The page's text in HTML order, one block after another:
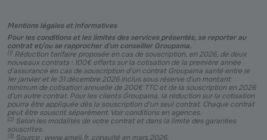
Mentions légales et informatives
Pour les conditions et les limites des services présentés, se reporter au
contrat et/ou se rapprocher d’un conseiller Groupama.
(1) Réduction tarifaire proposée en cas de souscription, en 2026, de deux
nouveaux contrats : 100€ offerts sur la cotisation de la première année
d’assurance en cas de souscription d'un contrat Groupama santé entre le
1er janvier et le 31 décembre 2026 inclus sous réserve d'un montant
minimum de cotisation annuelle de 200€ TTC et de la souscription en 2026
d’un autre contrat. Pour les clients Groupama, la réduction sur la cotisation
pourra être appliquée dès la souscription d'un seul contrat. Chaque contrat
peut être souscrit séparément. Voir conditions en agences.
(2) Selon les modalités de votre contrat et dans la limite des garanties
souscrites.
(3) Source : www.ameli.fr, consulté en mars 2026.